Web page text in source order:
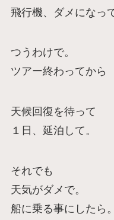
飛行機、ダメになっ
つうわけで。
ツアー終わってから
天候回復を待って
１日、延泊して。
それでも
天気がダメで。
船に乗る事にしたら。